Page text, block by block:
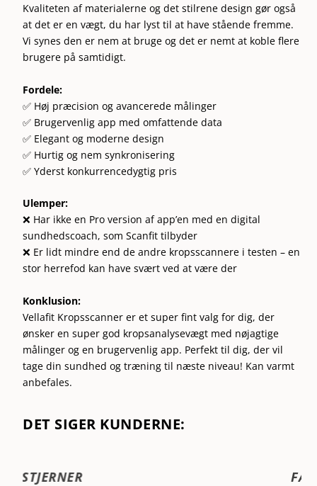
Kvaliteten af materialerne og det stilrene design gør også
at det er en vægt, du har lyst til at have stående fremme.
Vi synes den er nem at bruge og det er nemt at koble flere
brugere på samtidigt.
Fordele:
✅ Høj præcision og avancerede målinger
✅ Brugervenlig app med omfattende data
✅ Elegant og moderne design
✅ Hurtig og nem synkronisering
✅ Yderst konkurrencedygtig pris
Ulemper:
❌ Har ikke en Pro version af app’en med en digital
sundhedscoach, som Scanfit tilbyder
❌ Er lidt mindre end de andre kropsscannere i testen – en
stor herrefod kan have svært ved at være der
Konklusion:
Vellafit Kropsscanner er et super fint valg for dig, der
ønsker en super god kropsanalysevægt med nøjagtige
målinger og en brugervenlig app. Perfekt til dig, der vil
tage din sundhed og træning til næste niveau! Kan varmt
anbefales.
DET SIGER KUNDERNE:
FÅR MIN VARMESTE ANBEFALING